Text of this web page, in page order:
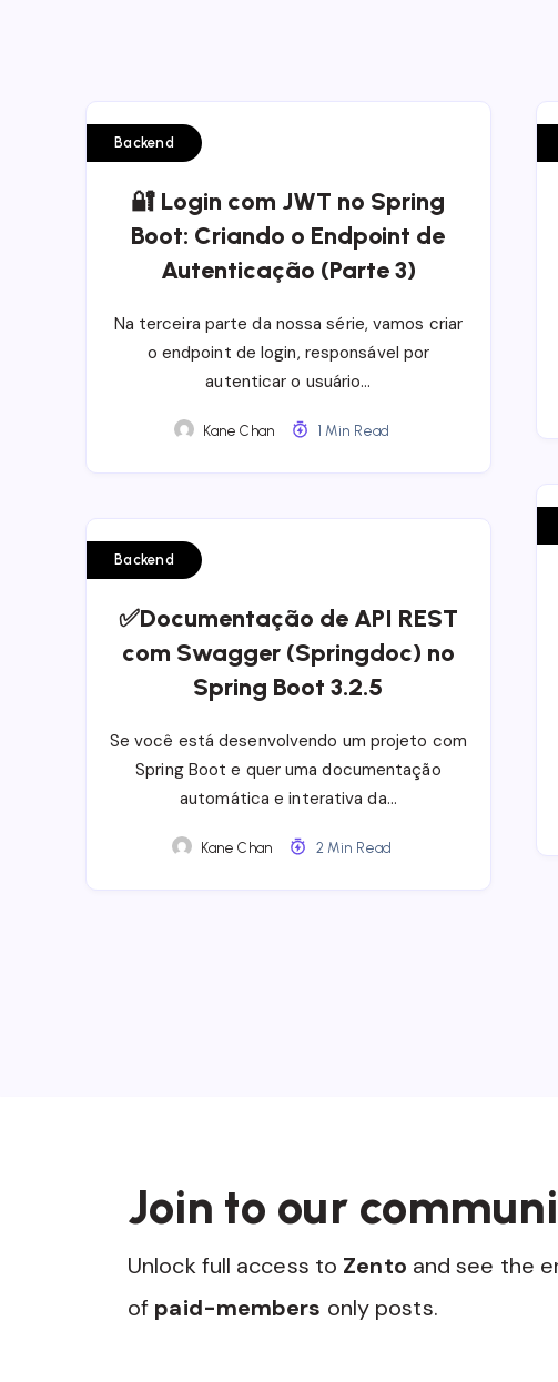
Backend
🔐 Login com JWT no Spring
Boot: Criando o Endpoint de
Autenticação (Parte 3)
Na terceira parte da nossa série, vamos criar
o endpoint de login, responsável por
autenticar o usuário…
Kane Chan 1 Min Read
Backend
✅Documentação de API REST
com Swagger (Springdoc) no
Spring Boot 3.2.5
Se você está desenvolvendo um projeto com
Spring Boot e quer uma documentação
automática e interativa da…
Kane Chan 2 Min Read
Join to our
Unlock full access to Zento and see the
of paid-members only posts.